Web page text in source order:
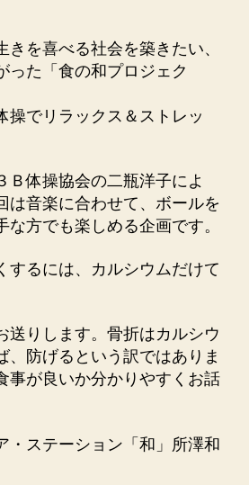
きを喜べる社会を築きたい、
った「食の和プロジェク
でリラックス＆ストレッ
Ｂ体操協会の二瓶洋子によ
は音楽に合わせて、ボールを
方でも楽しめる企画です。
るには、カルシウムだけて
送りします。骨折はカルシウ
、防げるという訳ではありま
事が良いか分かりやすくお話
・ステーション「和」所澤和